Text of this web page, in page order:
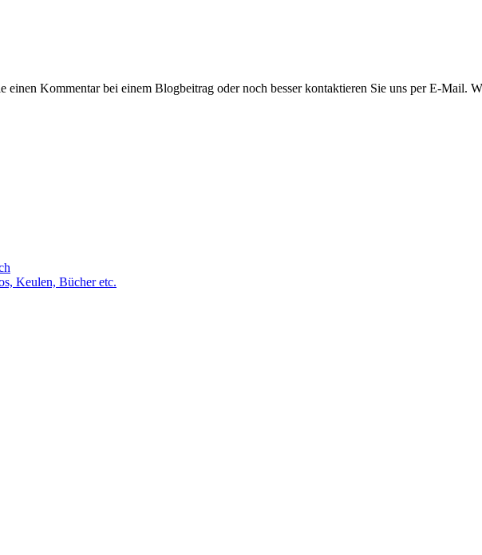
einen Kommentar bei einem Blogbeitrag oder noch besser kontaktieren Sie uns per E-Mail.
Keulen, Bücher etc.